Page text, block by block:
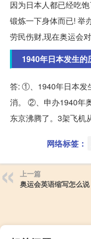
因为日本人都已经吃
锻炼一下身体而已! 举
劳民伤财,现在奥运会
1940年日本发生的
答: ①、1940年日本发
消。 ②、申办1940年
东京沸腾了。3架飞机
网络标签：
上一篇
奥运会英语缩写怎么说